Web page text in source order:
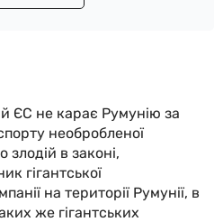
ЄС не карає Румунію за
необробленої
в законі,
гігантської
на території Румунії, в
же гігантських